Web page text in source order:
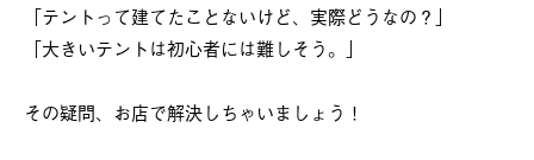
「テントって建てたことないけど、実際どうなの？」
「大きいテントは初心者には難しそう。」
その疑問、お店で解決しちゃいましょう！